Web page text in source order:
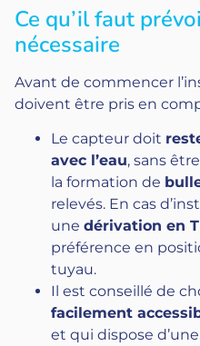
Ce qu’il faut
nécessaire
Avant de commencer
doivent être pris en
Le capteur doit
avec l’eau, sans
la formation de
relevés. En cas
une dérivation en T
préférence en
tuyau.
Il est conseillé de
facilement
et qui dispose d’une